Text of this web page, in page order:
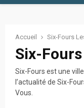
Accueil Six-Fours
Six-
Six-Fours est une
l’actualité de Six-
Vous.